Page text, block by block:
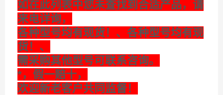
如在此列表中您未查找到合适产品，请
来电详询，
各种型号均有现货！、各种型号均有现
货！、
需采购其他型号可联系咨询。
*，假一赔十，
欢迎新老客户共同监督！